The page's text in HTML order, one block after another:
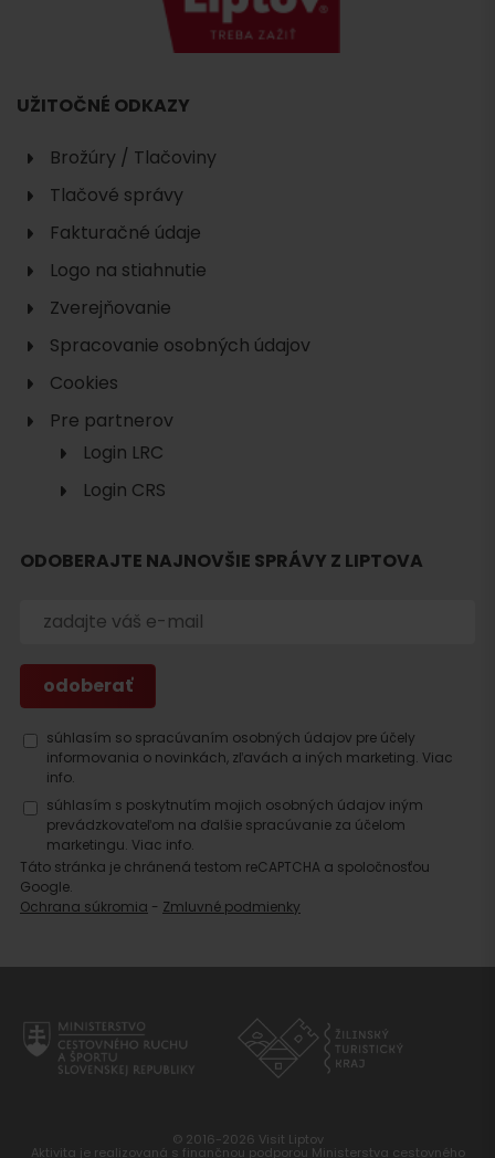
Hľadať
UŽITOČNÉ ODKAZY
Brožúry / Tlačoviny
Tlačové správy
Fakturačné údaje
Logo na stiahnutie
Zverejňovanie
Spracovanie osobných údajov
Cookies
Pre partnerov
Login LRC
Login CRS
ODOBERAJTE NAJNOVŠIE SPRÁVY Z LIPTOVA
súhlasím so spracúvaním osobných údajov pre účely
informovania o novinkách, zľavách a iných marketing. Viac
info.
súhlasím s poskytnutím mojich osobných údajov iným
prevádzkovateľom na ďalšie spracúvanie za účelom
marketingu. Viac info.
Táto stránka je chránená testom reCAPTCHA a spoločnosťou
Google.
Ochrana súkromia - Zmluvné podmienky
© 2016-2026 Visit Liptov
Aktivita je realizovaná s finančnou podporou Ministerstva cestovného